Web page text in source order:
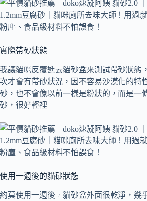
實際帶砂狀態
我讓貓咪反覆進去貓砂盆來測試帶砂狀態
次才會有帶砂狀況，因不容易沙漠化的特
砂，也不會像以前一樣是粉狀的，而是一
砂，很好輕裡
使用一週後的貓砂狀態
約莫使用一週後，貓砂盆外面很乾淨，幾